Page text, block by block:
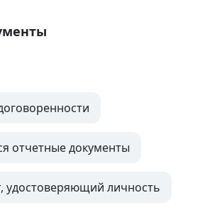
отчетные документы
удостоверяющий личность